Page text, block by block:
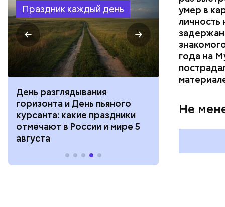
Праздник каждый день
День разглядывания
горизонта и День пьяного
курсанта: какие праздники
отмечают в России и мире 5
августа
День
праздники
и мире 4
умер в
года на
Не